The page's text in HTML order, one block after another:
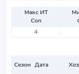
Макс ИТ
Соп
4
Сезон Дата